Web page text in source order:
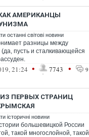
АМЕРИКАНЦЫ
останні світові новини
разницы между
пусть и сталкивающейся
21:24 • 7743 • 9
ПЕРВЫХ СТРАНИЦ
історичні новини
большевицкой России
такой многослойной, такой